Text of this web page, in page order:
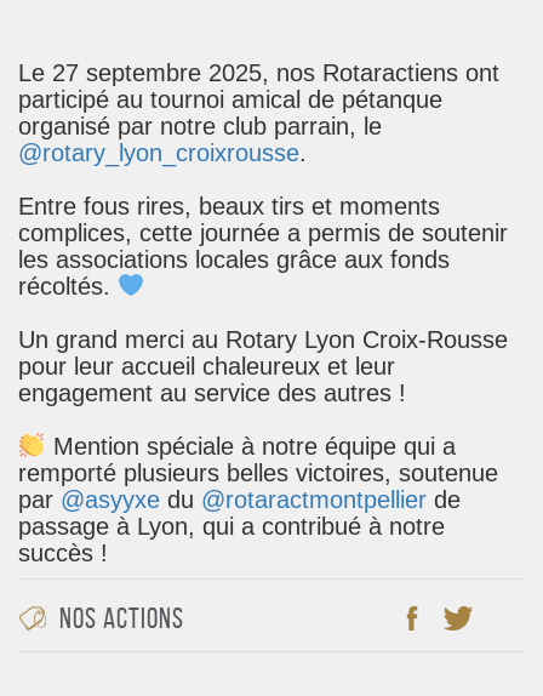
Le 27 septembre 2025, nos Rotaractiens ont
participé au tournoi amical de pétanque
organisé par notre club parrain, le
@rotary_lyon_croixrousse.
Entre fous rires, beaux tirs et moments
complices, cette journée a permis de soutenir
les associations locales grâce aux fonds
récoltés.
Un grand merci au Rotary Lyon Croix-Rousse
pour leur accueil chaleureux et leur
engagement au service des autres !
Mention spéciale à notre équipe qui a
remporté plusieurs belles victoires, soutenue
par @asyyxe du @rotaractmontpellier de
passage à Lyon, qui a contribué à notre
succès !
Nos Actions